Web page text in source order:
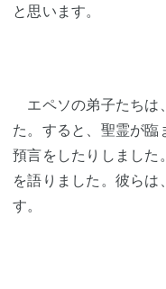
と思います。
エペソの弟子たちは
た。すると、聖霊が臨
預言をしたりしました
を語りました。彼ら
す。